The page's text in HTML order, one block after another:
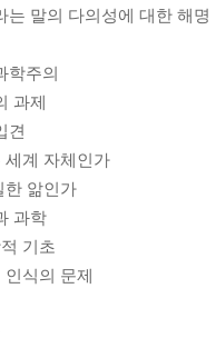
는 말의 다의성에 대한 해명
학주의
과제
견
세계 자체인가
한 앎인가
과학
기초
인식의 문제